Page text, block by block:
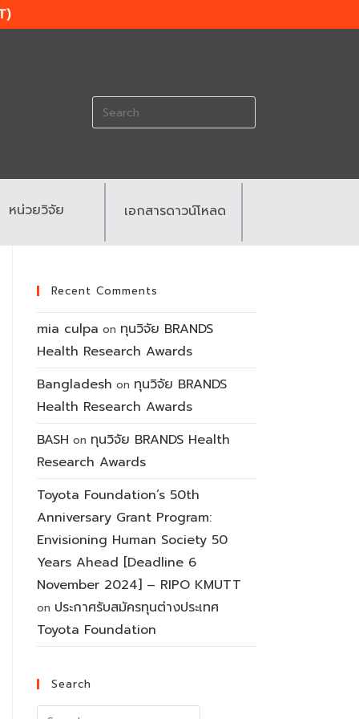
Search
for:
หน่วยวิจัย เอกสารดาวน์โหลด
Recent Comments
mia culpa on ทุนวิจัย BRANDS
Health Research Awards
Bangladesh on ทุนวิจัย BRANDS
Health Research Awards
BASH on ทุนวิจัย BRANDS Health
Research Awards
Toyota Foundation’s 50th
Anniversary Grant Program:
Envisioning Human Society 50
Years Ahead [Deadline 6
November 2024] – RIPO KMUTT
on ประกาศรับสมัครทุนต่างประเทศ
Toyota Foundation
Search
Search